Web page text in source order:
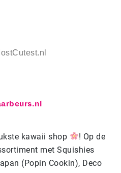
kawaii shop
! Op de
met Squishies
(Popin Cookin), Deco